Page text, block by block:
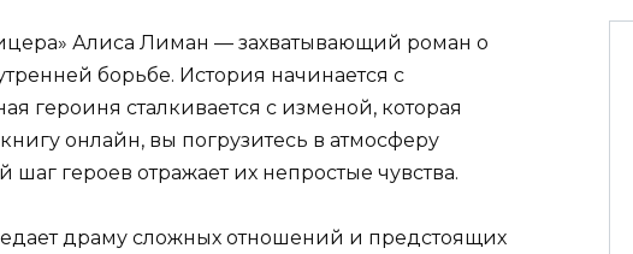
Алиса Лиман — захватывающий роман о
борьбе. История начинается с
героиня сталкивается с изменой, которая
онлайн, вы погрузитесь в атмосферу
героев отражает их непростые чувства.
драму сложных отношений и предстоящих